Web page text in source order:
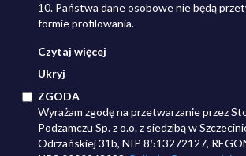
10. Państwa dane osobowe nie będą
formie profilowania.
Czytaj więcej
Ukryj
ZGODA
Wyrażam zgodę na przetwarzanie przez
Podzamczu Sp. z o.o. z siedzibą w
Odrzańskiej 31b, NIP 8513272127,